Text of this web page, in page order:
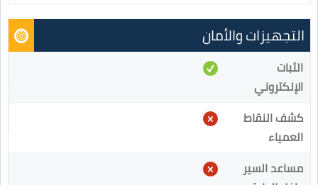
التجهيزات والأمان
الثبات
الإلكتروني
كشف النقاط
العمياء
مساعد السير